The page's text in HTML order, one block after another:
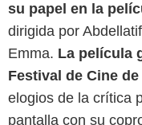
su papel en la
dirigida por
Emma. La película
Festival de Cine
elogios de la crítica
pantalla con su